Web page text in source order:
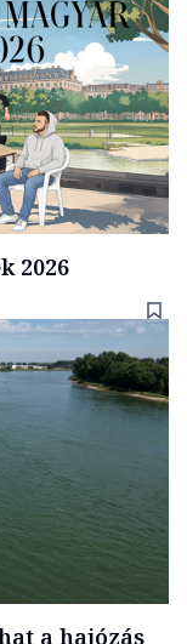
2026
a hajózás